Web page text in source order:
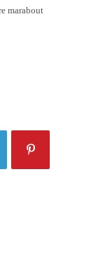
marabout